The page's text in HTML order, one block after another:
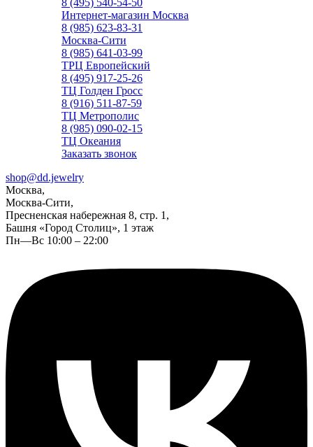
8 (495) 540-54-50
Интернет-магазин Москва
8 (985) 623-83-31
Москва-Сити
8 (985) 641-03-99
ТРЦ Европейский
8 (495) 917-25-26
ТЦ Голден Гросс
8 (916) 511-87-59
ТЦ Метрополис
8 (985) 090-02-15
ТЦ Океания
Заказать звонок
shop@dd.jewelry
Москва,
Москва-Сити,
Пресненская набережная 8, стр. 1,
Башня «Город Столиц», 1 этаж
Пн—Вс 10:00 – 22:00